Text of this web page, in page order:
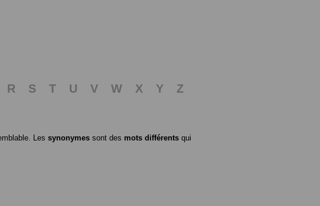
R S T U V W X Y
Z
Les synonymes sont des mots différents qui